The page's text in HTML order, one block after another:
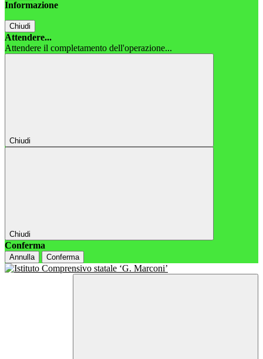
Informazione
Chiudi
Attendere...
Attendere il completamento dell'operazione...
Chiudi
Chiudi
Conferma
Annulla Conferma